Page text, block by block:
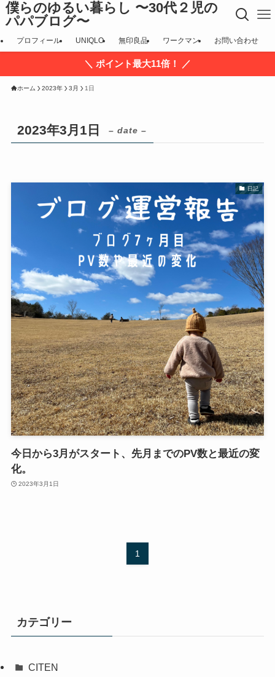
僕らのゆるい暮らし 〜30代２児の
パパブログ〜
プロフィール UNIQLO 無印良品 ワークマン お問い合わせ
＼ ポイント最大11倍！ ／
ホーム 2023年 3月 1日
2023年3月1日 – date –
日記
今日から3月がスタート、先月までのPV数と最近の変
化。
2023年3月1日
1
カテゴリー
CITEN